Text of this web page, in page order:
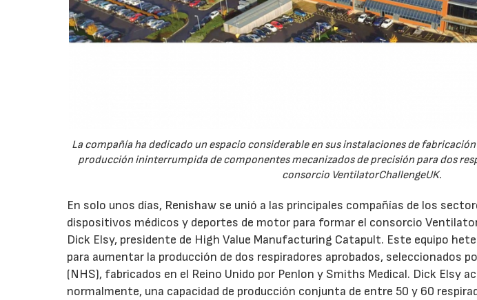
La compañía ha dedicado un espacio considerable en sus instalaciones de fabricación
producción ininterrumpida de componentes mecanizados de precisión para dos
consorcio VentilatorChallengeUK.
En solo unos días, Renishaw se unió a las principales compañías de los
dispositivos médicos y deportes de motor para formar el consorcio
Dick Elsy, presidente de High Value Manufacturing Catapult. Este equipo
para aumentar la producción de dos respiradores aprobados, seleccionados
(NHS), fabricados en el Reino Unido por Penlon y Smiths Medical. Dick Elsy
normalmente, una capacidad de producción conjunta de entre 50 y 60